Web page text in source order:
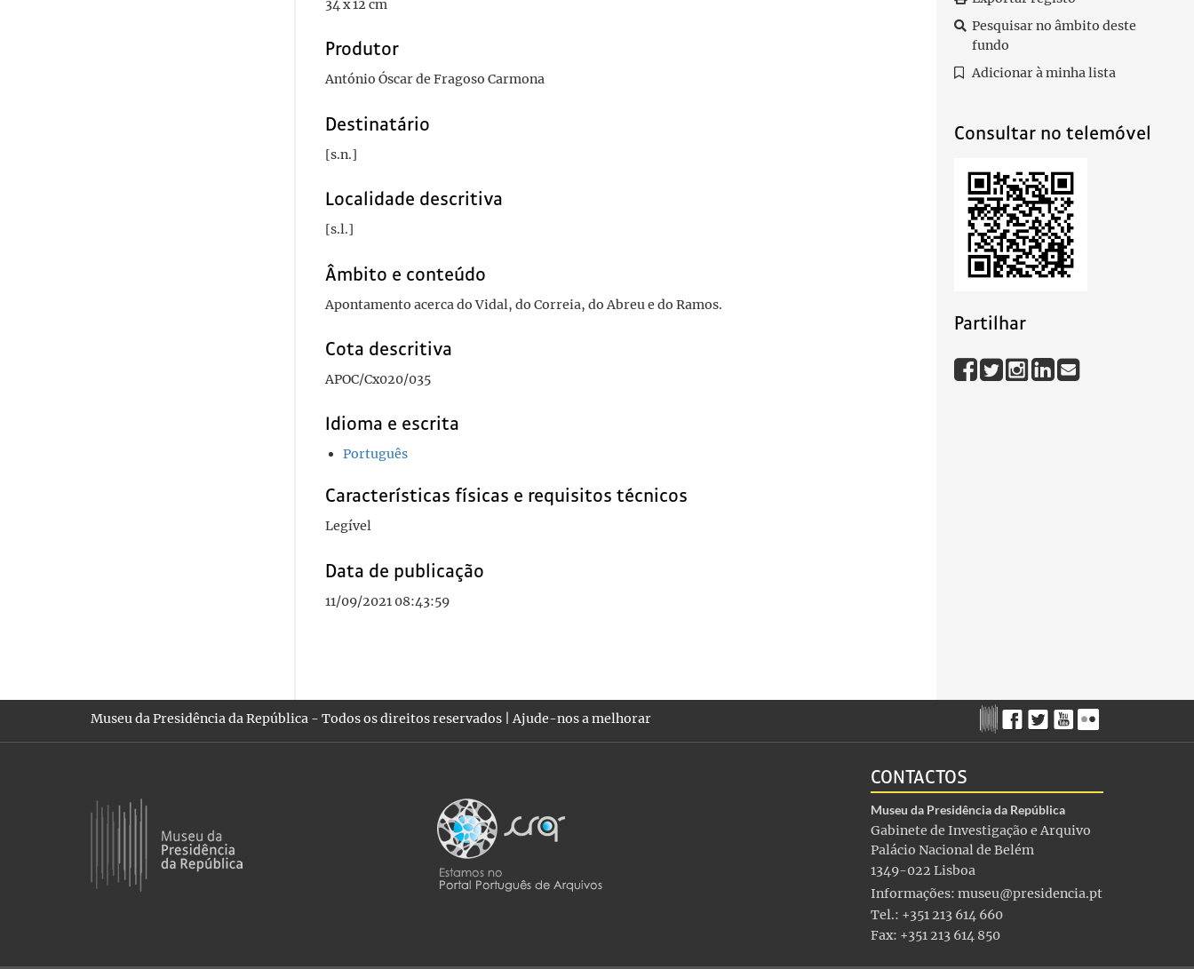
Pesquisar no âmbito deste
fundo
Adicionar à minha lista
Consultar no telemóvel
Partilhar
34 x 12 cm
Produtor
António Óscar de Fragoso Carmona
Destinatário
[s.n.]
Localidade descritiva
[s.l.]
Âmbito e conteúdo
Apontamento acerca do Vidal, do Correia, do Abreu e do Ramos.
Cota descritiva
APOC/Cx020/035
Idioma e escrita
Português
Características físicas e requisitos técnicos
Legível
Data de publicação
11/09/2021 08:43:59
Museu da Presidência da República - Todos os direitos reservados |Ajude-nos a melhorar
CONTACTOS
Museu da Presidência da República
Gabinete de Investigação e Arquivo
Palácio Nacional de Belém
1349-022 Lisboa
Informações: museu@presidencia.pt
Tel.: +351 213 614 660
Fax: +351 213 614 850